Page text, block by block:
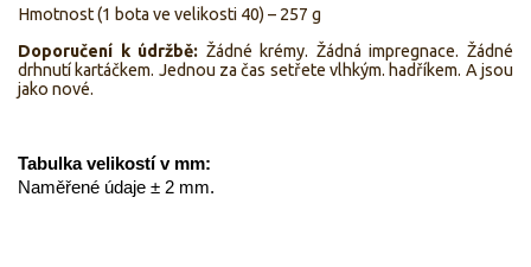
Hmotnost (1 bota ve velikosti 40) – 257 g
Doporučení k údržbě: Žádné krémy. Žádná impregnace. Žádné
drhnutí kartáčkem. Jednou za čas setřete vlhkým. hadříkem. A jsou
jako nové.
Tabulka velikostí v mm:
Naměřené údaje ± 2 mm.